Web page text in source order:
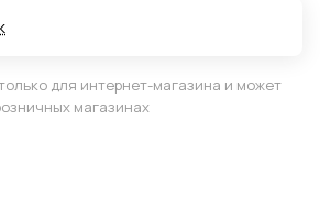
для интернет-магазина и может
магазинах